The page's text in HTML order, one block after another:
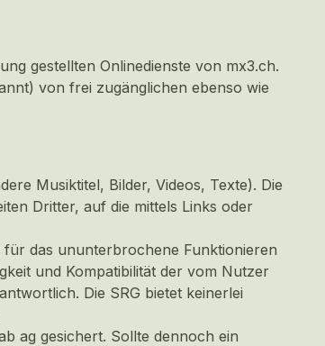
gestellten Onlinedienste von mx3.ch.
von frei zugänglichen ebenso wie
Musiktitel, Bilder, Videos, Texte). Die
Dritter, auf die mittels Links oder
das ununterbrochene Funktionieren
und Kompatibilität der vom Nutzer
Die SRG bietet keinerlei
ag gesichert. Sollte dennoch ein